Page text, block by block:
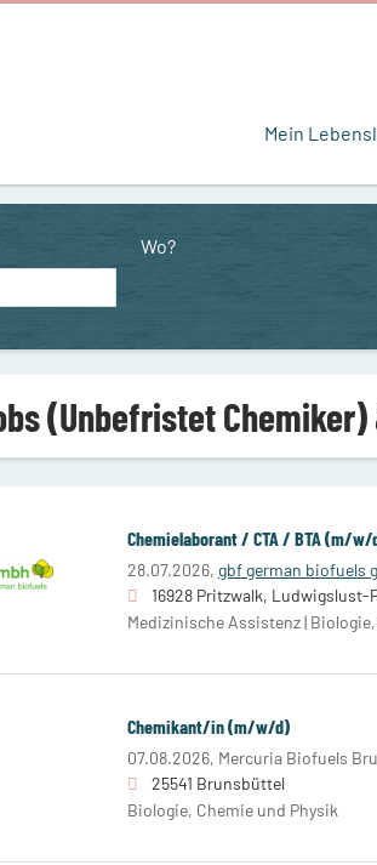
Mein
Wo?
(Unbefristet
Chemielaborant / CTA / BTA (m/w/
28.07.2026, gbf german biofuels
16928 Pritzwalk, Ludwigslust-
Medizinische Assistenz |
Chemikant/in (m/w/d)
07.08.2026, Mercuria Biofuels
25541 Brunsbüttel
Biologie, Chemie und Physik